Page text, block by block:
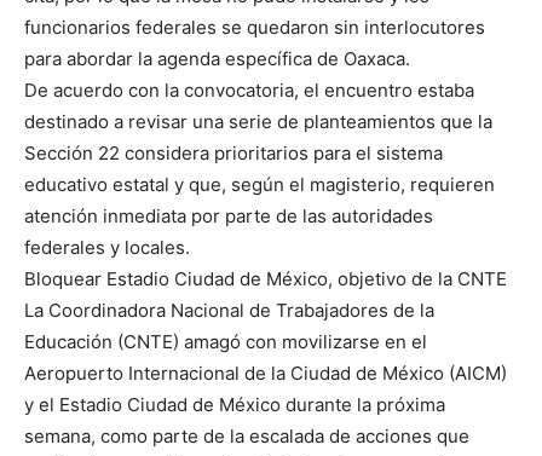
funcionarios federales se quedaron sin interlocutores
para abordar la agenda específica de Oaxaca.
De acuerdo con la convocatoria, el encuentro estaba
destinado a revisar una serie de planteamientos que la
Sección 22 considera prioritarios para el sistema
educativo estatal y que, según el magisterio, requieren
atención inmediata por parte de las autoridades
federales y locales.
Bloquear Estadio Ciudad de México, objetivo de la CNTE
La Coordinadora Nacional de Trabajadores de la
Educación (CNTE) amagó con movilizarse en el
Aeropuerto Internacional de la Ciudad de México (AICM)
y el Estadio Ciudad de México durante la próxima
semana, como parte de la escalada de acciones que